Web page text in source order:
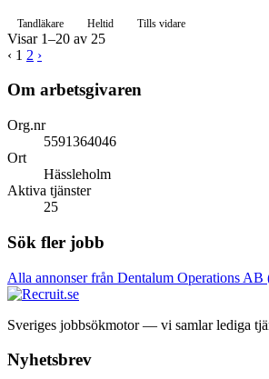
Tandläkare Heltid Tills vidare
Visar 1–20 av 25
‹ 1 2 ›
Om arbetsgivaren
Org.nr
5591364046
Ort
Hässleholm
Aktiva tjänster
25
Sök fler jobb
Alla annonser från Dentalum Operations
Sveriges jobbsökmotor — vi samlar lediga
Nyhetsbrev